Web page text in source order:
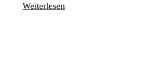
Weiterlesen